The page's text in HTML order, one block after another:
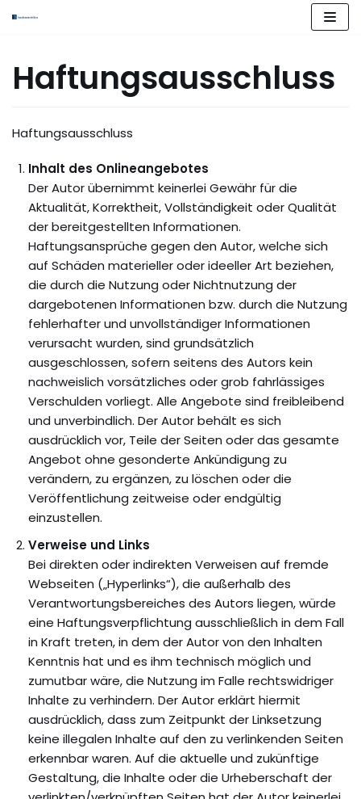
Zum
Haftungsausschluss
Haftungsausschluss
Inhalt des Onlineangebotes
Der Autor übernimmt keinerlei Gewähr für die
Aktualität, Korrektheit, Vollständigkeit oder Qualität
der bereitgestellten Informationen.
Haftungsansprüche gegen den Autor, welche sich
auf Schäden materieller oder ideeller Art beziehen,
die durch die Nutzung oder Nichtnutzung der
dargebotenen Informationen bzw. durch die Nutzung
fehlerhafter und unvollständiger Informationen
verursacht wurden, sind grundsätzlich
ausgeschlossen, sofern seitens des Autors kein
nachweislich vorsätzliches oder grob fahrlässiges
Verschulden vorliegt. Alle Angebote sind freibleibend
und unverbindlich. Der Autor behält es sich
ausdrücklich vor, Teile der Seiten oder das gesamte
Angebot ohne gesonderte Ankündigung zu
verändern, zu ergänzen, zu löschen oder die
Veröffentlichung zeitweise oder endgültig
einzustellen.
Verweise und Links
Bei direkten oder indirekten Verweisen auf fremde
Webseiten („Hyperlinks“), die außerhalb des
Verantwortungsbereiches des Autors liegen, würde
eine Haftungsverpflichtung ausschließlich in dem Fall
in Kraft treten, in dem der Autor von den Inhalten
Kenntnis hat und es ihm technisch möglich und
zumutbar wäre, die Nutzung im Falle rechtswidriger
Inhalte zu verhindern. Der Autor erklärt hiermit
ausdrücklich, dass zum Zeitpunkt der Linksetzung
keine illegalen Inhalte auf den zu verlinkenden Seiten
erkennbar waren. Auf die aktuelle und zukünftige
Gestaltung, die Inhalte oder die Urheberschaft der